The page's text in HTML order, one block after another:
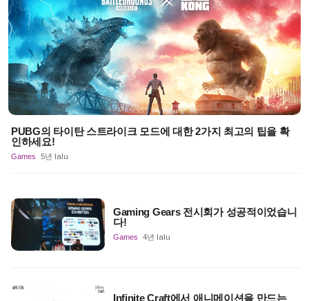
PUBG의 타이탄 스트라이크 모드에 대한 2가지 최고의 팁을 확
인하세요!
Games 5년 lalu
Gaming Gears 전시회가 성공적이었습니
다!
Games 4년 lalu
Infinite Craft에서 애니메이션을 만드는